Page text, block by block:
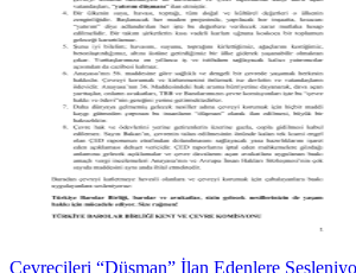
Çevrecileri “Düşman” İlan Edenlere